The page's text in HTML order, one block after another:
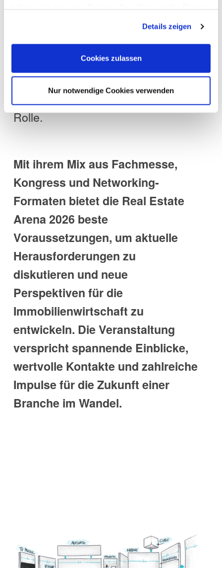
Cookies, wenn Sie unsere Webseite weiterhin nutzen.
Details zeigen
Cookies zulassen
Nur notwendige Cookies verwenden
Mitarbeiter zu gewinnen und
langfristig zu binden. Innovative
Arbeitsmodelle, Weiterbildung und
digitale Unterstützungssysteme
spielen dabei eine immer größere
Rolle.
Mit ihrem Mix aus Fachmesse,
Kongress und Networking-
Formaten bietet die Real Estate
Arena 2026 beste
Voraussetzungen, um aktuelle
Herausforderungen zu
diskutieren und neue
Perspektiven für die
Immobilienwirtschaft zu
entwickeln. Die Veranstaltung
verspricht spannende Einblicke,
wertvolle Kontakte und zahlreiche
Impulse für die Zukunft einer
Branche im Wandel.